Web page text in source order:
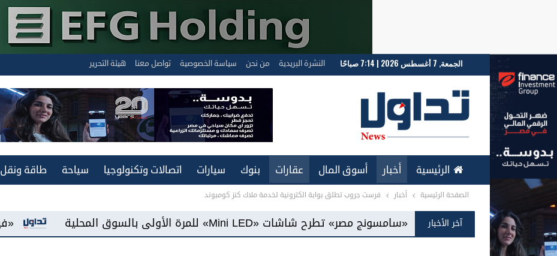
الجمعة, 7 أغسطس 2026 | 7:14 صباحًا النشرة البريدية من نحن سياسة الخصوصية تواصل معنا هيئة التحرير
الرئيسية أخبار أسوق المال عقارات بنوك سيارات اتصالات وتكنولوجيا سياحة طاقة ونقل
ENGLISH
الصفحة الرئيسية أخبار فرست جروب تطلق بوابة الكترونية لخدمة ملاك كنز كومبوند
آخر الأخبار
«سامسونج مصر» تطرح شاشات «Mini LED» للمرة الأولى بالسوق المحلية «فيفو مصر» تطرح هاتف «Y500» ببطارية سعة 8100 مللي أمبير وشاشة «AMOLED»